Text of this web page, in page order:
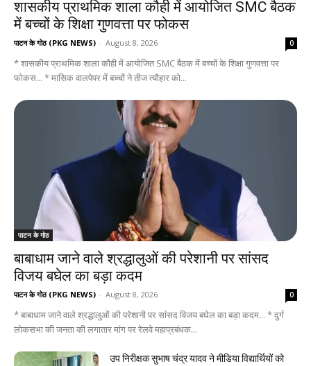
शासकीय प्राथमिक शाला कौही में आयोजित SMC बैठक
में बच्चों के शिक्षा गुणवत्ता पर फोकस
पाटन के गोठ (PKG NEWS) - August 8, 2026 0
* शासकीय प्राथमिक शाला कौही में आयोजित SMC बैठक में बच्चों के शिक्षा गुणवत्ता पर
फोकस... * मासिक वालपेपर में बच्चों ने तीज त्यौहार को...
पाटन के गोठ
बाबाधाम जाने वाले श्रद्धालुओं की परेशानी पर सांसद
विजय बघेल का बड़ा कदम
पाटन के गोठ (PKG NEWS) - August 8, 2026 0
* बाबाधाम जाने वाले श्रद्धालुओं की परेशानी पर सांसद विजय बघेल का बड़ा कदम... * दुर्ग
लोकसभा की जनता की लगातार मांग पर रेलवे महाप्रबंधक...
उप निरीक्षक सुभाष चंद्र यादव ने मीडिया विद्यार्थियों को